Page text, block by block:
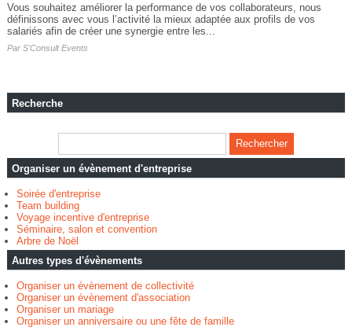
Vous souhaitez améliorer la performance de vos collaborateurs, nous
définissons avec vous l’activité la mieux adaptée aux profils de vos
salariés afin de créer une synergie entre les...
Par S'Consult Events
Recherche
Organiser un évènement d'entreprise
Soirée d'entreprise
Team building
Voyage incentive d'entreprise
Séminaire, salon et convention
Arbre de Noël
Autres types d'évènements
Organiser un évènement de collectivité
Organiser un évènement d'association
Organiser un mariage
Organiser un anniversaire ou une fête de famille